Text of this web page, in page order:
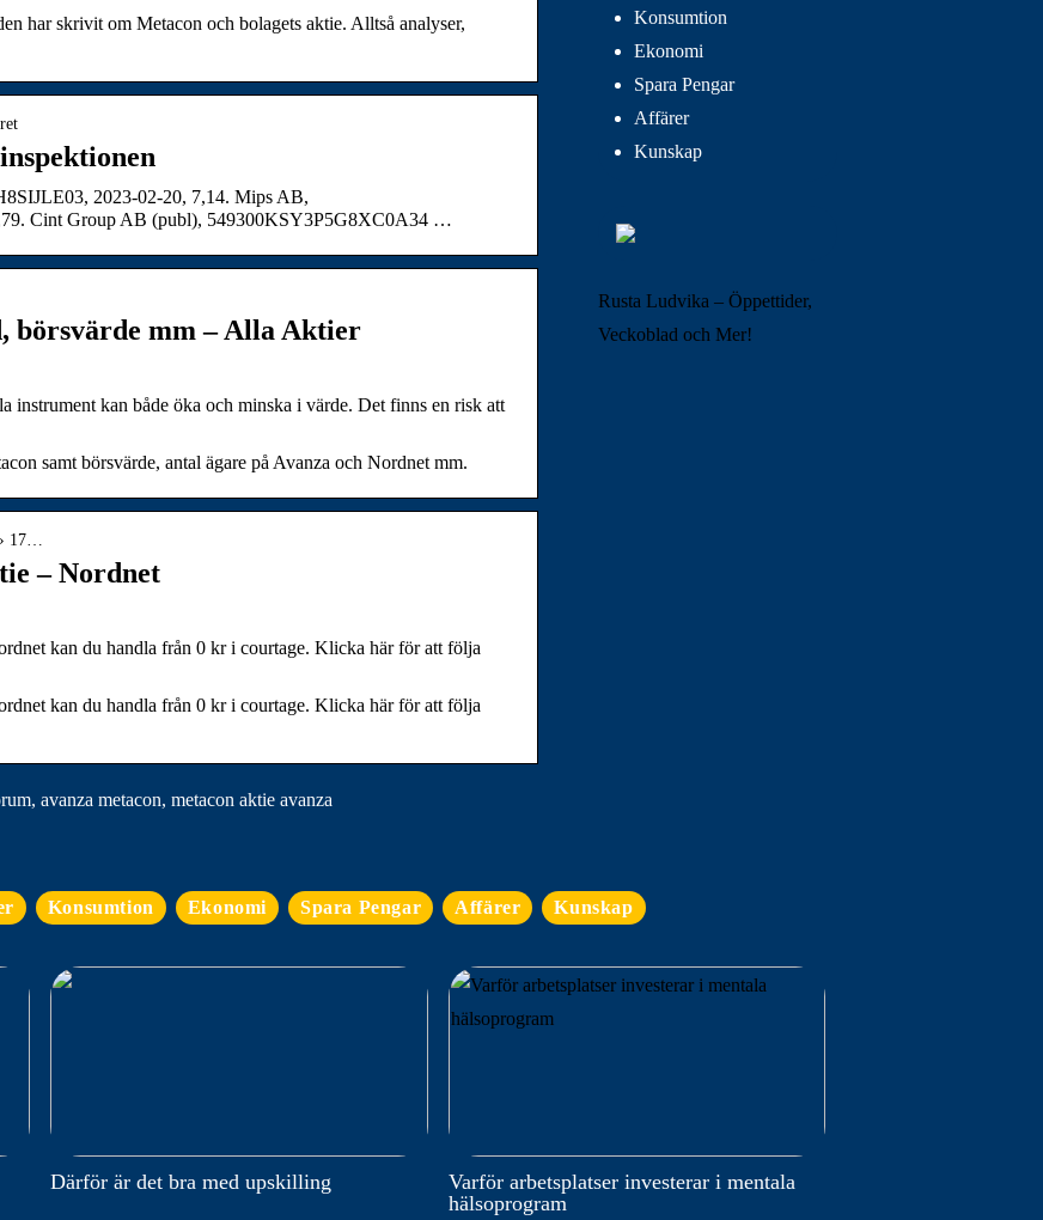
har skrivit om Metacon och bolagets aktie. Alltså analyser,
2023-02-20, 7,14. Mips AB,
Cint Group AB (publ), 549300KSY3P5G8XC0A34 …
börsvärde mm – Alla Aktier
kan både öka och minska i värde. Det finns en risk att
samt börsvärde, antal ägare på Avanza och Nordnet mm.
17…
– Nordnet
kan du handla från 0 kr i courtage. Klicka här för att följa
kan du handla från 0 kr i courtage. Klicka här för att följa
avanza metacon, metacon aktie avanza
Konsumtion
Ekonomi
Spara Pengar
Affärer
Kunskap
Rusta Ludvika – Öppettider,
Veckoblad och Mer!
Konsumtion Ekonomi Spara Pengar Affärer Kunskap
Därför är det bra med upskilling
Varför arbetsplatser investerar i mentala
hälsoprogram